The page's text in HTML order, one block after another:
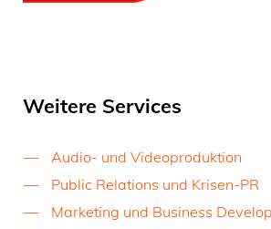
Weitere Services
Audio- und Videoproduktion
Public Relations und Krisen-PR
Marketing und Business